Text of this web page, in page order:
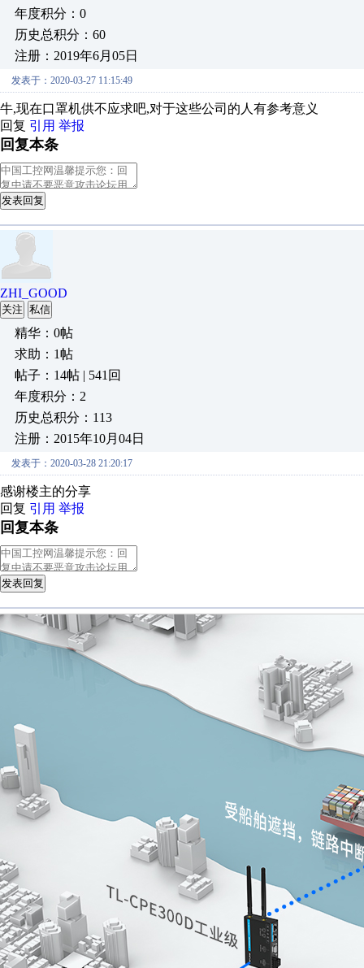
年度积分：0
历史总积分：60
注册：2019年6月05日
发表于：2020-03-27 11:15:49
牛,现在口罩机供不应求吧,对于这些公司的人有参考意义
回复 引用 举报
回复本条
发表回复
ZHI_GOOD
关注 私信
精华：0帖
求助：1帖
帖子：14帖 | 541回
年度积分：2
历史总积分：113
注册：2015年10月04日
发表于：2020-03-28 21:20:17
感谢楼主的分享
回复 引用 举报
回复本条
发表回复